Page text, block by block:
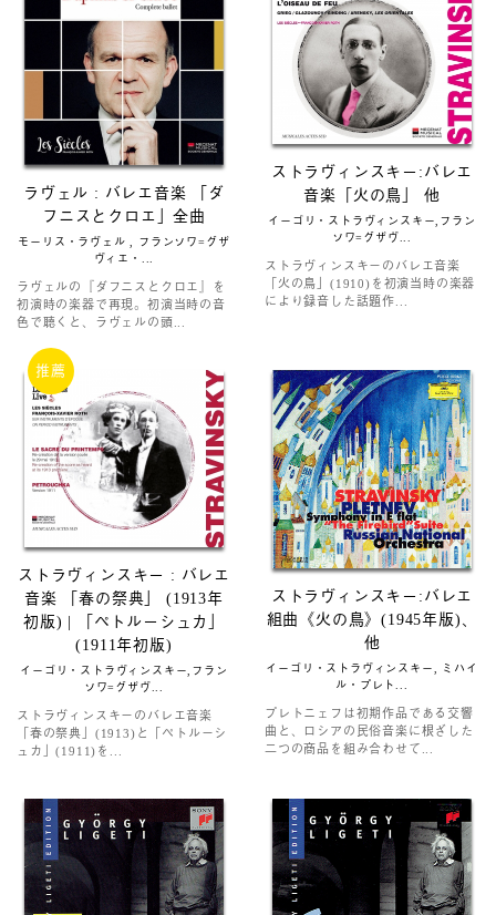
ラヴェル : バレエ音楽 「ダ
フニスとクロエ」全曲
モーリス・ラヴェル , フランソワ=グザ
ヴィエ・...
ラヴェルの『ダフニスとクロエ』を
初演時の楽器で再現。初演当時の音
色で聴くと、ラヴェルの頭...
ストラヴィンスキー:バレエ
音楽「火の鳥」 他
イーゴリ・ストラヴィンスキー,フラン
ソワ=グザヴ...
ストラヴィンスキーのバレエ音楽
「火の鳥」(1910)を初演当時の楽器
により録音した話題作...
推薦
ストラヴィンスキー : バレエ
音楽 「春の祭典」 (1913年
初版) | 「ペトルーシュカ」
(1911年初版)
イーゴリ・ストラヴィンスキー,フラン
ソワ=グザヴ...
ストラヴィンスキーのバレエ音楽
「春の祭典」(1913)と「ペトルーシ
ュカ」(1911)を...
ストラヴィンスキー:バレエ
組曲《火の鳥》(1945年版)、
他
イーゴリ・ストラヴィンスキー, ミハイ
ル・プレト...
プレトニェフは初期作品である交響
曲と、ロシアの民俗音楽に根ざした
二つの商品を組み合わせて...